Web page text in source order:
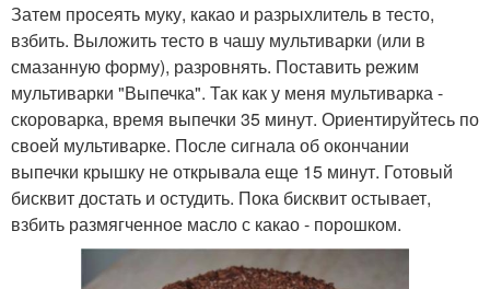
Затем просеять муку, какао и разрыхлитель в тесто,
взбить. Выложить тесто в чашу мультиварки (или в
смазанную форму), разровнять. Поставить режим
мультиварки "Выпечка". Так как у меня мультиварка -
скороварка, время выпечки 35 минут. Ориентируйтесь по
своей мультиварке. После сигнала об окончании
выпечки крышку не открывала еще 15 минут. Готовый
бисквит достать и остудить. Пока бисквит остывает,
взбить размягченное масло с какао - порошком.